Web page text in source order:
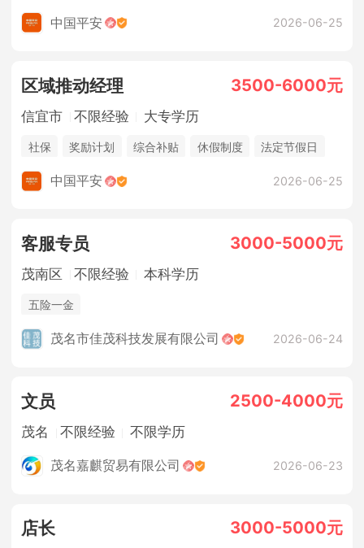
法定节假日
中国平安 2026-06-25
区域推动经理 3500-6000元
信宜市 不限经验 大专学历
社保 奖励计划 综合补贴 休假制度
法定节假日
年终奖金
中国平安 2026-06-25
客服专员 3000-5000元
茂南区 不限经验 本科学历
五险一金
茂名市佳茂科技发展有限公司 2026-06-24
文员 2500-4000元
茂名 不限经验 不限学历
茂名嘉麒贸易有限公司 2026-06-23
店长 3000-5000元